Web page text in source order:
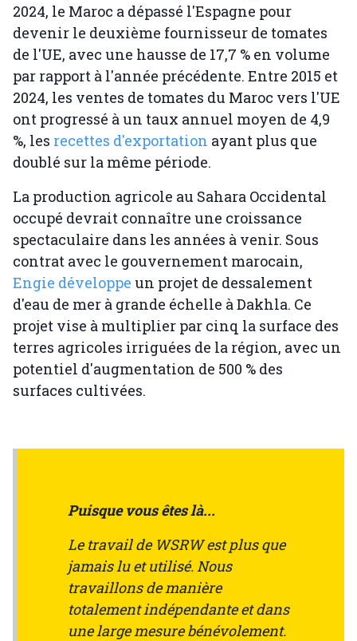
2024, le Maroc a dépassé l'Espagne pour
devenir le deuxième fournisseur de tomates
de l'UE, avec une hausse de 17,7 % en volume
par rapport à l'année précédente. Entre 2015 et
2024, les ventes de tomates du Maroc vers l'UE
ont progressé à un taux annuel moyen de 4,9
%, les recettes d'exportation ayant plus que
doublé sur la même période.
La production agricole au Sahara Occidental
occupé devrait connaître une croissance
spectaculaire dans les années à venir. Sous
contrat avec le gouvernement marocain,
Engie développe un projet de dessalement
d'eau de mer à grande échelle à Dakhla. Ce
projet vise à multiplier par cinq la surface des
terres agricoles irriguées de la région, avec un
potentiel d'augmentation de 500 % des
surfaces cultivées.
Puisque vous êtes là...
Le travail de WSRW est plus que
jamais lu et utilisé. Nous
travaillons de manière
totalement indépendante et dans
une large mesure bénévolement.